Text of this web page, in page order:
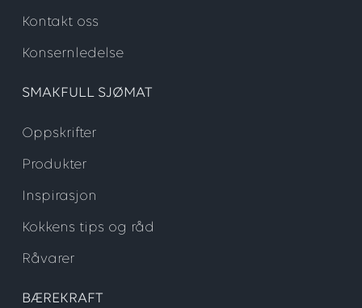
Kontakt oss
Konsernledelse
SMAKFULL SJØMAT
Oppskrifter
Produkter
Inspirasjon
Kokkens tips og råd
Råvarer
BÆREKRAFT